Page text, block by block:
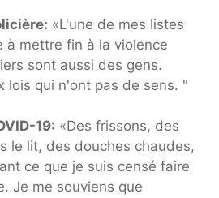
«L'une de mes listes
à mettre fin à la violence
sont aussi des gens.
lois qui n'ont pas de sens. "
19: «Des frissons, des
le lit, des douches chaudes,
ce que je suis censé faire
Je me souviens que